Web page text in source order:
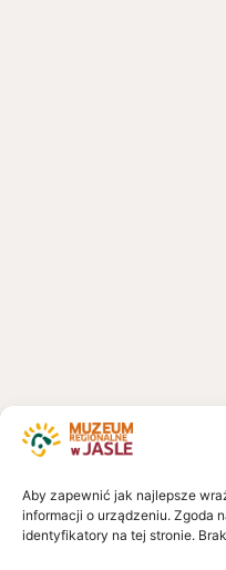
Aby zapewnić jak najlepsze
informacji o urządzeniu. Zgoda
identyfikatory na tej stronie.